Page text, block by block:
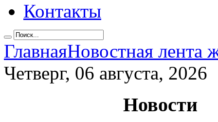
Контакты
ГлавнаяНовостная лента
Четверг, 06 августа, 2026
Новости